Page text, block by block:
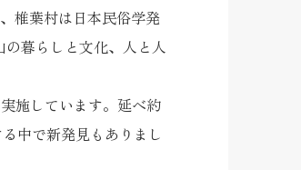
椎葉村は日本民俗学発
暮らしと文化、人と人
施しています。延べ約
中で新発見もありまし